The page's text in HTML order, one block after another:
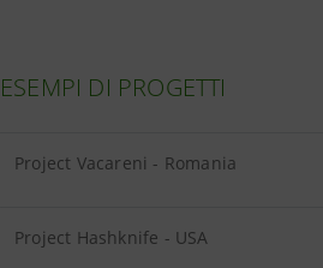
ESEMPI DI PROGETTI
Project Vacareni - Romania
Project Hashknife - USA